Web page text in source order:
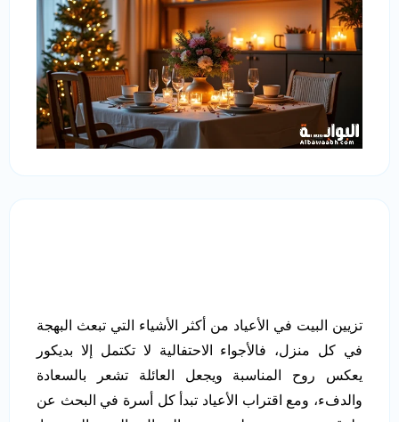
تزيين البيت في الأعياد من أكثر الأشياء التي تبعث البهجة
في كل منزل، فالأجواء الاحتفالية لا تكتمل إلا بديكور
يعكس روح المناسبة ويجعل العائلة تشعر بالسعادة
والدفء، ومع اقتراب الأعياد تبدأ كل أسرة في البحث عن